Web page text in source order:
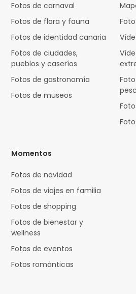
Fotos de carnaval
Fotos de flora y fauna
Fotos de identidad canaria
Fotos de ciudades,
pueblos y caseríos
Fotos de gastronomía
Fotos de museos
Momentos
Fotos de navidad
Fotos de viajes en familia
Fotos de shopping
Fotos de bienestar y
wellness
Fotos de eventos
Fotos románticas